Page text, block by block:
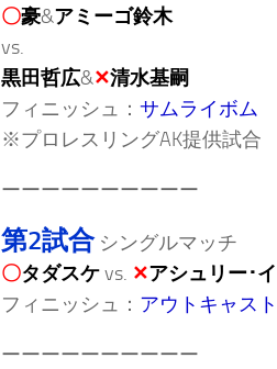
〇豪&アミーゴ鈴木
vs.
黒田哲広&✕清水基嗣
フィニッシュ： サムライボム
※プロレスリングAK提供試合
ーーーーーーーーーー
第2試合シングルマッチ
〇タダスケvs. ✕アシュリー･
フィニッシュ： アウトキャスト
ーーーーーーーーーー